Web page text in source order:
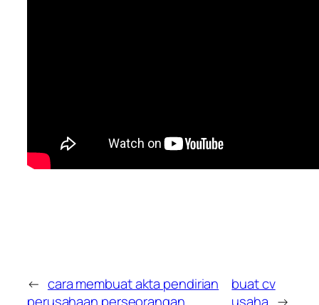
← cara membuat akta pendirian
buat cv